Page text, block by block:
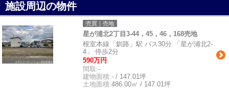
施設周辺の物件
売買｜売地
星が浦北2丁目3-44，45，46，168売地
根室本線「釧路」駅 バス30分 「星が浦北2-
4」 停歩2分
590万円
間取:-
建物面積:- / 147.01坪
土地面積:486.00㎡ / 147.01坪